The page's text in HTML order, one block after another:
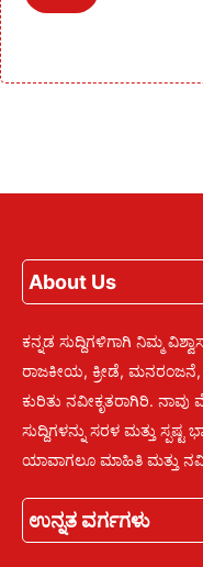
About Us
ಕನ್ನಡ ಸುದ್ದಿಗಳಿಗಾಗಿ ನಿಮ್ಮ
ರಾಜಕೀಯ, ಕ್ರೀಡೆ, ಮನರಂಜನೆ,
ಕುರಿತು ನವೀಕೃತರಾಗಿರಿ.
ಸುದ್ದಿಗಳನ್ನು ಸರಳ ಮತ್ತು
ಯಾವಾಗಲೂ ಮಾಹಿತಿ ಮತ್ತು
ಉನ್ನತ ವರ್ಗಗಳು